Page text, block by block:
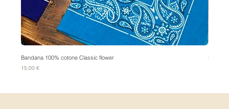
Bandana 100% cotone Classic flower
Prezzo
15,00 €